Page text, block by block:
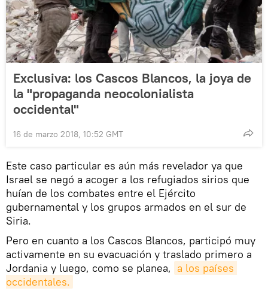
Exclusiva: los Cascos Blancos, la joya de
la "propaganda neocolonialista
occidental"
16 de marzo 2018, 10:52 GMT
Este caso particular es aún más revelador ya que
Israel se negó a acoger a los refugiados sirios que
huían de los combates entre el Ejército
gubernamental y los grupos armados en el sur de
Siria.
Pero en cuanto a los Cascos Blancos, participó muy
activamente en su evacuación y traslado primero a
Jordania y luego, como se planea, a los países
occidentales.